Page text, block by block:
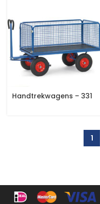
Handtrekwagens – 331
1